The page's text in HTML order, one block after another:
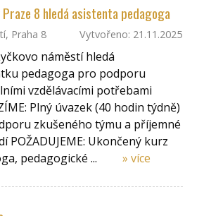
Praze 8 hledá asistenta pedagoga
Praha 8 Vytvořeno: 21.11.2025
náměstí hledá
pedagoga pro podporu
vzdělávacími potřebami
Plný úvazek (40 hodin týdně)
zkušeného týmu a příjemné
POŽADUJEME: Ukončený kurz
pedagogické ...
» více